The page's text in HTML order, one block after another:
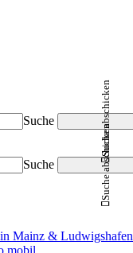
Suche
Suche abschicken
Suche
Suche abschicken
Mainz & Ludwigshafen
mobil